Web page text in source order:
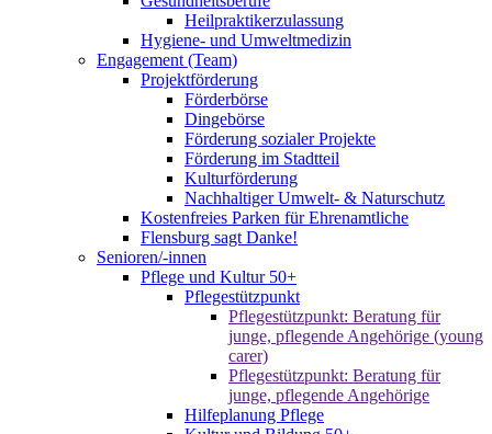
Heilpraktikerzulassung
Hygiene- und Umweltmedizin
Engagement (Team)
Projektförderung
Förderbörse
Dingebörse
Förderung sozialer Projekte
Förderung im Stadtteil
Kulturförderung
Nachhaltiger Umwelt- & Naturschutz
Kostenfreies Parken für Ehrenamtliche
Flensburg sagt Danke!
Senioren/-innen
Pflege und Kultur 50+
Pflegestützpunkt
Pflegestützpunkt: Beratung für
junge, pflegende Angehörige (young
carer)
Pflegestützpunkt: Beratung für
junge, pflegende Angehörige
Hilfeplanung Pflege